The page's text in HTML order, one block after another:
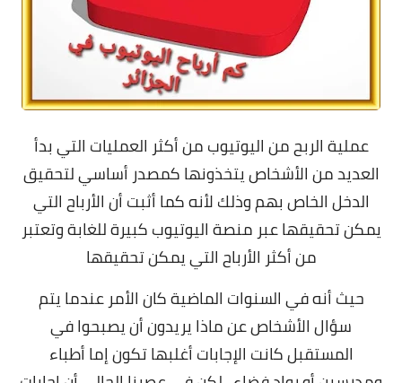
عملية الربح من اليوتيوب من أكثر العمليات التي بدأ
العديد من الأشخاص يتخذونها كمصدر أساسي لتحقيق
الدخل الخاص بهم وذلك لأنه كما أثبت أن الأرباح التي
يمكن تحقيقها عبر منصة اليوتيوب كبيرة للغابة وتعتبر
من أكثر الأرباح التي يمكن تحقيقها
حيث أنه في السنوات الماضية كان الأمر عندما يتم
سؤال الأشخاص عن ماذا يريدون أن يصبحوا في
المستقبل كانت الإجابات أغلبها تكون إما أطباء